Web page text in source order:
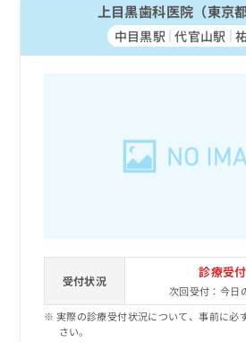
上目黒歯科医院（東京
中目黒駅 代官山駅
受付状況
診療受
次回受付：今日
実際の診療受付状況について、事前に必
さい。